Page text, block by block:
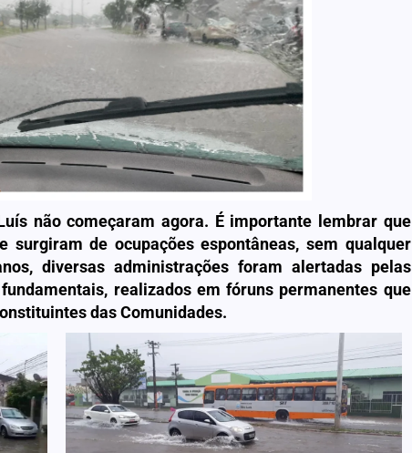
não começaram agora. É importante lembrar que
surgiram de ocupações espontâneas, sem qualquer
diversas administrações foram alertadas pelas
realizados em fóruns permanentes que
das Comunidades.